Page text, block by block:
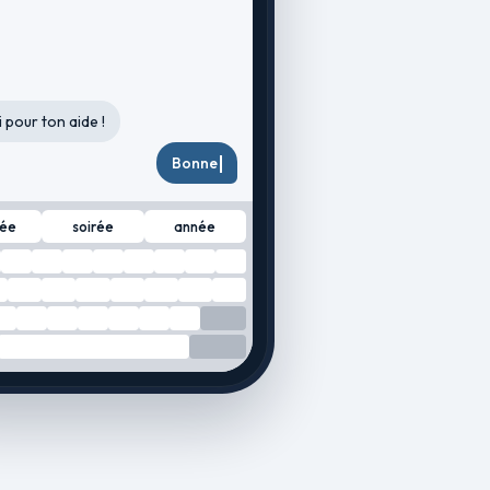
pour ton aide !
Bonne
soirée année
une
TOUT
Henri Delmas